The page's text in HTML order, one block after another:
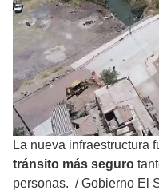
La nueva infraestructura
tránsito más seguro
personas. /Gobierno El